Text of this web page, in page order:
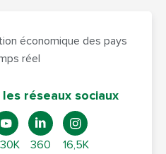
économique des pays
réel
réseaux sociaux
360 16,5K